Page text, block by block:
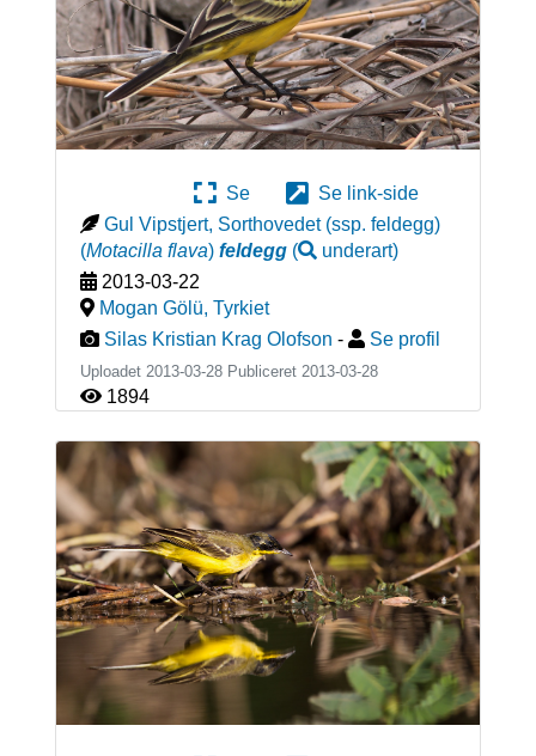
Se
Se link-side
Gul Vipstjert, Sorthovedet (ssp. feldegg)
(Motacilla flava) feldegg( underart)
2013-03-22
Mogan Gölü, Tyrkiet
Silas Kristian Krag Olofson - Se profil
Uploadet 2013-03-28 Publiceret 2013-03-28
1894